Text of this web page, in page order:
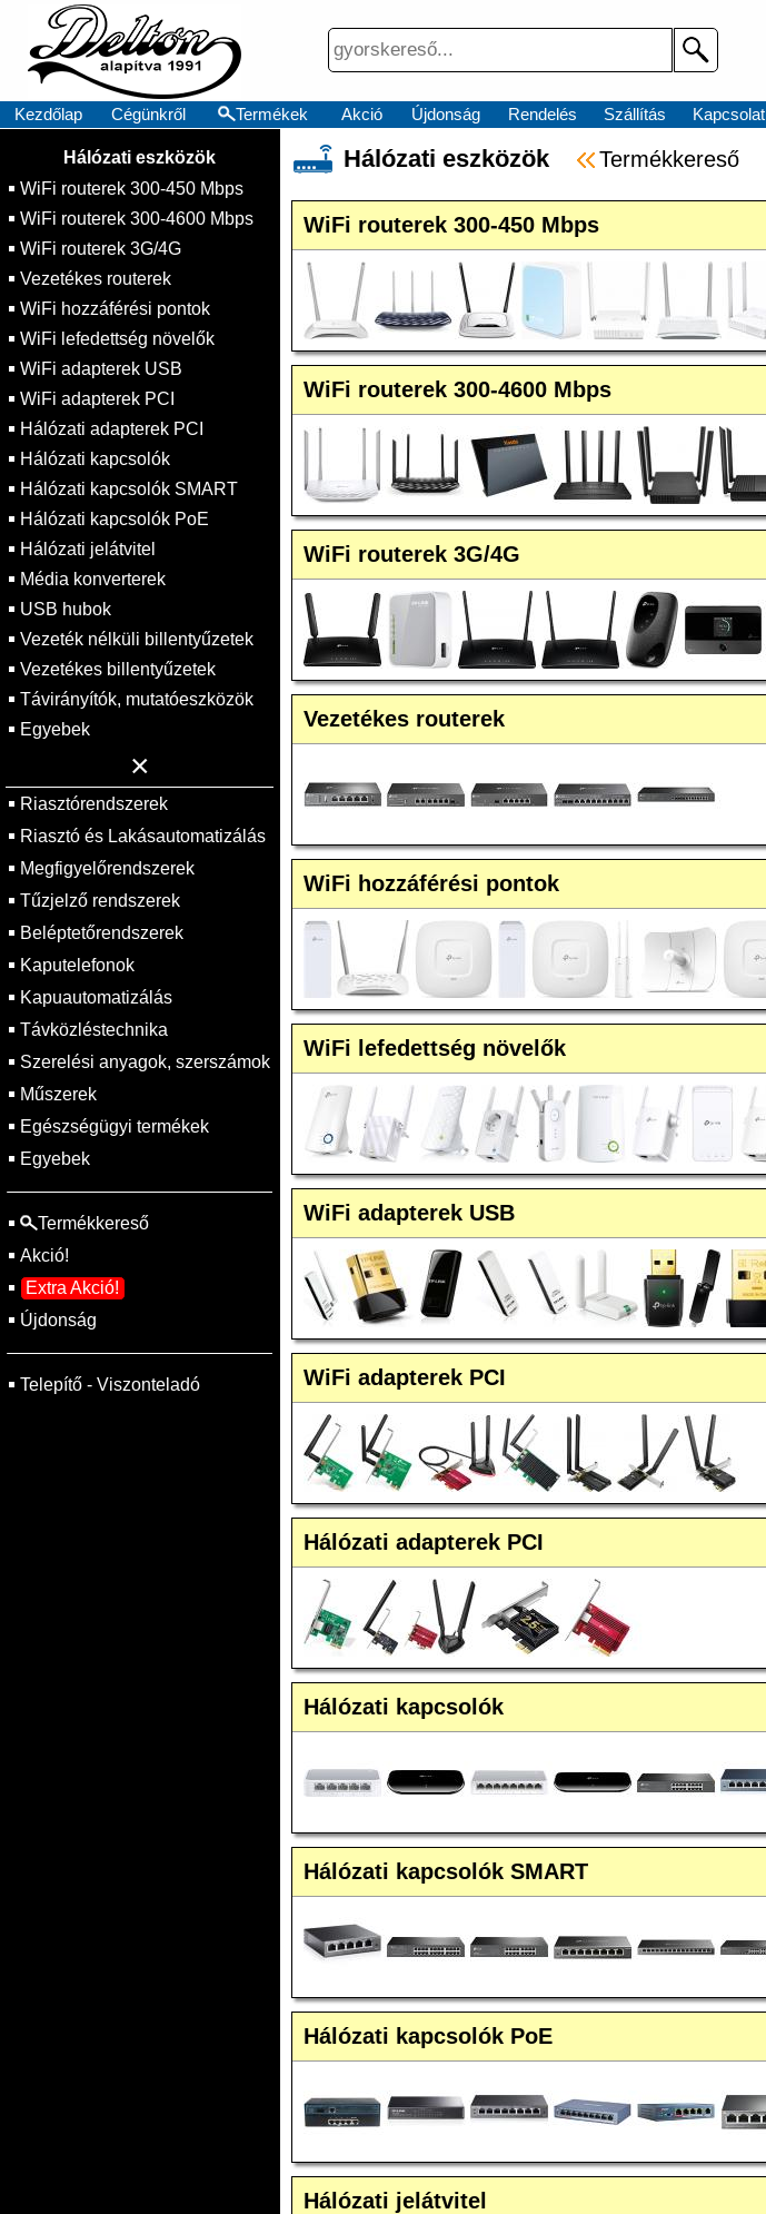
Kezdőlap Cégünkről Termékek Akció Újdonság Rendelés Szállítás Kapcsolat
Hálózati eszközök
×
WiFi routerek 300-450 Mbps
WiFi routerek 300-4600 Mbps
WiFi routerek 3G/4G
Vezetékes routerek
WiFi hozzáférési pontok
WiFi lefedettség növelők
WiFi adapterek USB
WiFi adapterek PCI
Hálózati adapterek PCI
Hálózati kapcsolók
Hálózati kapcsolók SMART
Hálózati kapcsolók PoE
Hálózati jelátvitel
Média konverterek
USB hubok
Vezeték nélküli billentyűzetek
Vezetékes billentyűzetek
Távirányítók, mutatóeszközök
Egyebek
×
Riasztórendszerek
Riasztó és Lakásautomatizálás
Megfigyelőrendszerek
Tűzjelző rendszerek
Beléptetőrendszerek
Kaputelefonok
Kapuautomatizálás
Távközléstechnika
Szerelési anyagok, szerszámok
Műszerek
Egészségügyi termékek
Egyebek
Termékkereső
Akció!
Extra Akció!
Újdonság
Telepítő - Viszonteladó
Hálózati eszközök Termékkereső
WiFi routerek 300-450 Mbps
WiFi routerek 300-4600 Mbps
WiFi routerek 3G/4G
Vezetékes routerek
WiFi hozzáférési pontok
WiFi lefedettség növelők
WiFi adapterek USB
WiFi adapterek PCI
Hálózati adapterek PCI
Hálózati kapcsolók
Hálózati kapcsolók SMART
Hálózati kapcsolók PoE
Hálózati jelátvitel